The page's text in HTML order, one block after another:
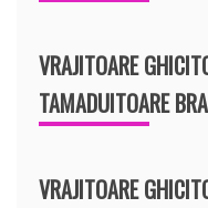
VRAJITOARE
TAMADUITOARE
VRAJITOARE